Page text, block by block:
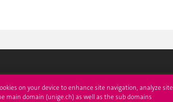
on your device to enhance site navigation, analyze site
main domain (unige.ch) as well as the sub domains